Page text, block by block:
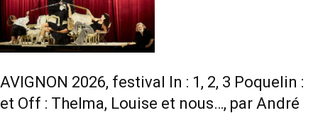
AVIGNON 2026, festival In : 1, 2, 3 Poquelin :
et Off : Thelma, Louise et nous…, par André